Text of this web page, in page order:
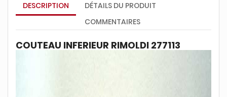
DESCRIPTION
DÉTAILS DU PRODUIT
COMMENTAIRES
COUTEAU INFERIEUR RIMOLDI 277113